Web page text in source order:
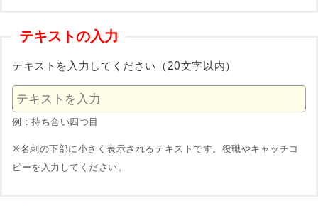
テキストの入力
テキストを入力してください（20文字以内）
例：持ち合い四つ目
※名刺の下部に小さく表示されるテキストです。役職やキャッチコ
ピーを入力してください。